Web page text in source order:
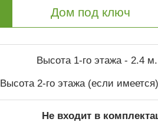
Дом под ключ
Высота 1-го этажа - 2.4
Высота 2-го этажа (если
Не входит в